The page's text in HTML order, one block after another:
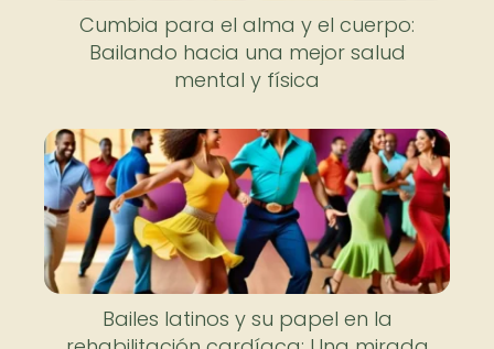
Cumbia para el alma y el cuerpo:
Bailando hacia una mejor salud
mental y física
Bailes latinos y su papel en la